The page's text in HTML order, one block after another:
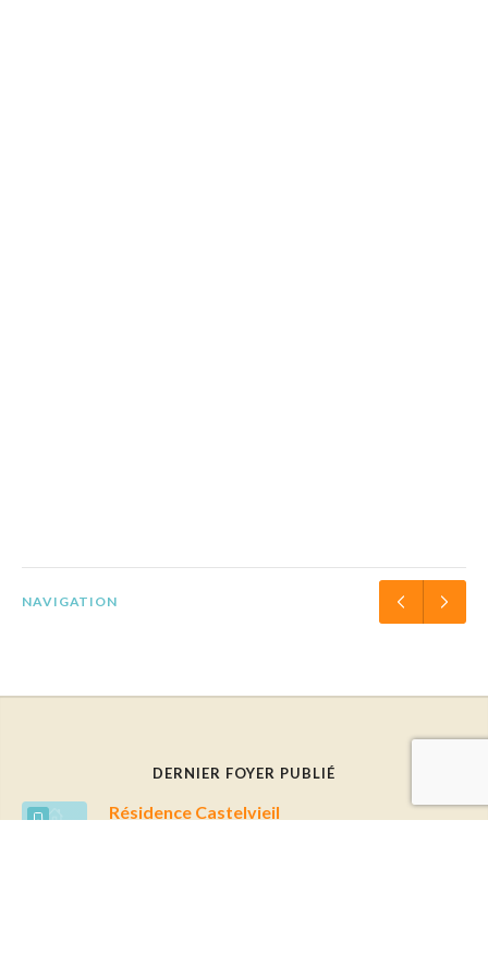
NAVIGATION
DERNIER FOYER PUBLIÉ
Résidence Castelvieil